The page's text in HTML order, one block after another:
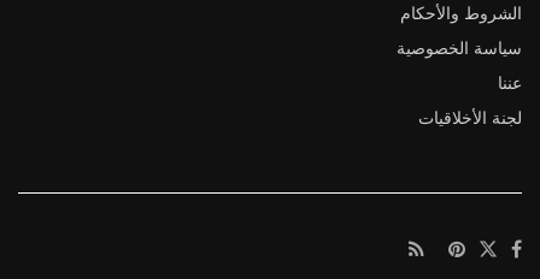
الشروط والأحكام
سياسة الخصوصية
عننا
لجنة الأخلاقيات